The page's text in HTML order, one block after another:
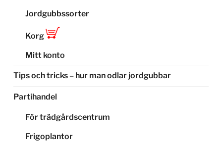
Jordgubbssorter
Korg
Mitt konto
Tips och tricks – hur man odlar jordgubbar
Partihandel
För trädgårdscentrum
Frigoplantor